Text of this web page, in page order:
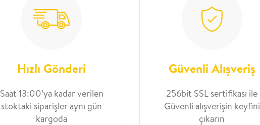
Hızlı Gönderi
Saat 13:00’ya kadar verilen
stoktaki siparişler aynı gün
kargoda
Güvenli Alışveriş
256bit SSL sertifikası ile
Güvenli alışverişin keyfini
çıkarın